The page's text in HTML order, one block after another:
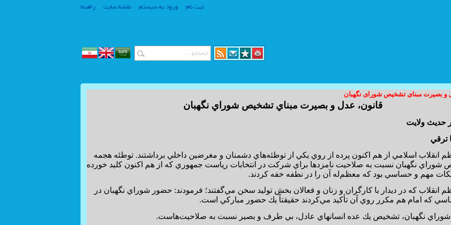
ثبت نام ورود به سیستم نقشه سایت راهنما
کارگر پلاک 14 واحد 3
لازم را به عمل آورید. ساعت مراجعه
support@sitesaz.ir : پشتیبانی
graphic@sitesaz.ir : گرافیک
design@sitesaz.ir : طراحی سایت
و بصیرت مبنای تشخیص شورای نگهبان
قانون، عدل و بصيرت مبناي تشخيص شوراي نگهبان
حديث ولايت
ترقي
انقلاب اسلامي از هم اكنون پرده از روي يكي از توطئه‌هاي دشمنان و مغرضين داخلي برداشتند. توطئه هجمه
شوراي نگهبان نسبت به صلاحيت نامزدها براي شركت در انتخابات رياست جمهوري كه از هم اكنون كليد خورده
نكات مهم و حساسي بود كه معظم‌له آن را در نطفه خفه كردند.
انقلاب كه در ديدار با كارگران و زنان و فعالان بخش توليد سخن مي‌گفتند؛ فرمودند: حضور شوراي نگهبان در
كه امام هم مكرر روي آن تأكيد مي‌كردند حقيقتاً يك حضور مباركي است.
نگهبان، تشخيص يك عده انسانهاي عادل، بي طرف و بصير نسبت به صلاحيت‌هاست.